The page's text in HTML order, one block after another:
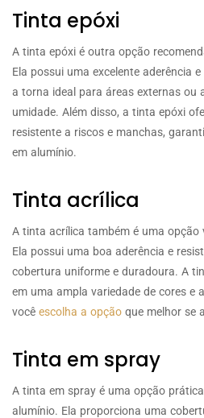
Tinta epóxi
A tinta epóxi é outra opção
Ela possui uma excelente aderência
a torna ideal para áreas externas ou
umidade. Além disso, a tinta epóxi
resistente a riscos e manchas,
em alumínio.
Tinta acrílica
A tinta acrílica também é uma opção
Ela possui uma boa aderência e
cobertura uniforme e duradoura. A
em uma ampla variedade de cores e
você escolha a opção que melhor se
Tinta em spray
A tinta em spray é uma opção
alumínio. Ela proporciona uma